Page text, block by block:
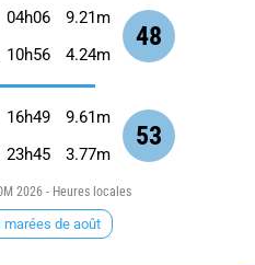
48
04h06 9.21m
10h56 4.24m
53
16h49 9.61m
23h45 3.77m
2026 - Heures locales
marées de août